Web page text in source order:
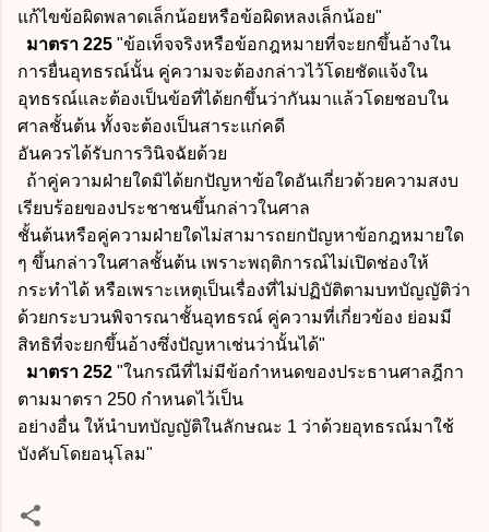
แก้ไขข้อผิดพลาดเล็กน้อยหรือข้อผิดหลงเล็กน้อย"
มาตรา 225 "ข้อเท็จจริงหรือข้อกฎหมายที่จะยกขึ้นอ้างใน
การยื่นอุทธรณ์นั้น คู่ความจะต้องกล่าวไว้โดยชัดแจ้งใน
อุทธรณ์และต้องเป็นข้อที่ได้ยกขึ้นว่ากันมาแล้วโดยชอบใน
ศาลชั้นต้น ทั้งจะต้องเป็นสาระแก่คดี
อันควรได้รับการวินิจฉัยด้วย
ถ้าคู่ความฝ่ายใดมิได้ยกปัญหาข้อใดอันเกี่ยวด้วยความสงบ
เรียบร้อยของประชาชนขึ้นกล่าวในศาล
ชั้นต้นหรือคู่ความฝ่ายใดไม่สามารถยกปัญหาข้อกฎหมายใด
ๆ ขึ้นกล่าวในศาลชั้นต้น เพราะพฤติการณ์ไม่เปิดช่องให้
กระทำได้ หรือเพราะเหตุเป็นเรื่องที่ไม่ปฏิบัติตามบทบัญญัติว่า
ด้วยกระบวนพิจารณาชั้นอุทธรณ์ คู่ความที่เกี่ยวข้อง ย่อมมี
สิทธิที่จะยกขึ้นอ้างซึ่งปัญหาเช่นว่านั้นได้"
มาตรา 252 "ในกรณีที่ไม่มีข้อกำหนดของประธานศาลฎีกา
ตามมาตรา 250 กำหนดไว้เป็น
อย่างอื่น ให้นำบทบัญญัติในลักษณะ 1 ว่าด้วยอุทธรณ์มาใช้
บังคับโดยอนุโลม"